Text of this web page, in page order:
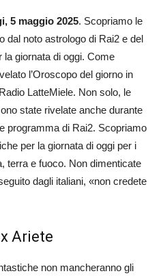
5 maggio 2025. Scopriamo le
dal noto astrologo di Rai2 e del
la giornata di oggi. Come
l’Oroscopo del giorno in
LatteMiele. Non solo, le
state rivelate anche durante
programma di Rai2. Scopriamo
per la giornata di oggi per i
terra e fuoco. Non dimenticate
dagli italiani, «non credete
Ariete
non mancheranno gli